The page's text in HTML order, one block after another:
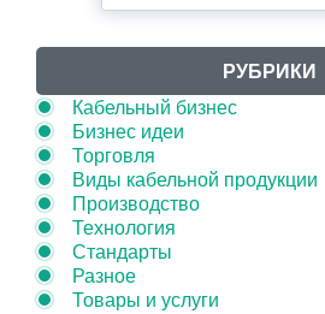
РУБРИКИ
Кабельный бизнес
Бизнес идеи
Торговля
Виды кабельной продукции
Производство
Технология
Стандарты
Разное
Товары и услуги